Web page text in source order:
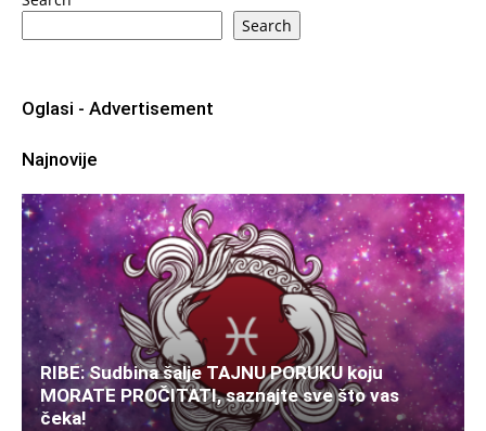
Search
Oglasi - Advertisement
Najnovije
RIBE: Sudbina šalje TAJNU PORUKU koju
MORATE PROČITATI, saznajte sve što vas
čeka!